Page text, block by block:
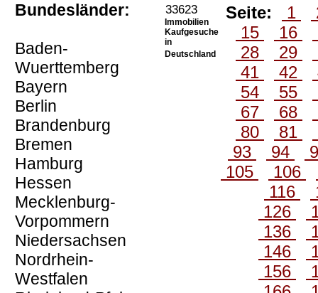
Bundesländer:
Baden-
Wuerttemberg
Bayern
Berlin
Brandenburg
Bremen
Hamburg
Hessen
Mecklenburg-
Vorpommern
Niedersachsen
Nordrhein-
Westfalen
33623
Immobilien
Kaufgesuche
in
Deutschland
Seite: 1
15
16
28
29
41
42
54
55
67
68
80
81
93
94
105
106
116
126
136
146
156